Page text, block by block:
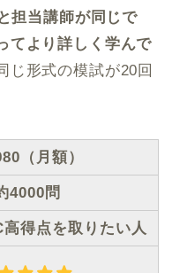
担当講師が同じで
てより詳しく学んで
じ形式の模試が20回
（月額）
4000問
得点を取りたい人